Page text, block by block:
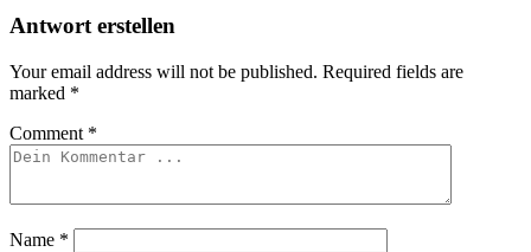
Antwort erstellen
Your email address will not be published. Required fields are
marked *
Comment *
Name *